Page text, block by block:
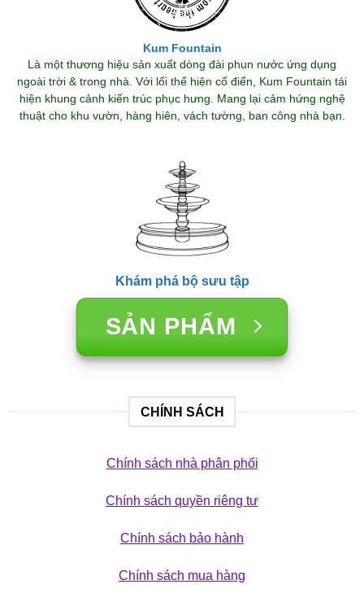
Kum Fountain
Là một thương hiệu sản xuất dòng đài phun nước ứng dụng
ngoài trời & trong nhà. Với lối thể hiện cổ điển, Kum Fountain tái
hiện khung cảnh kiến trúc phục hưng. Mang lại cảm hứng nghệ
thuật cho khu vườn, hàng hiên, vách tường, ban công nhà bạn.
Khám phá bộ sưu tập
SẢN PHẨM
CHÍNH SÁCH
Chính sách nhà phân phối
Chính sách quyền riêng tư
Chính sách bảo hành
Chính sách mua hàng